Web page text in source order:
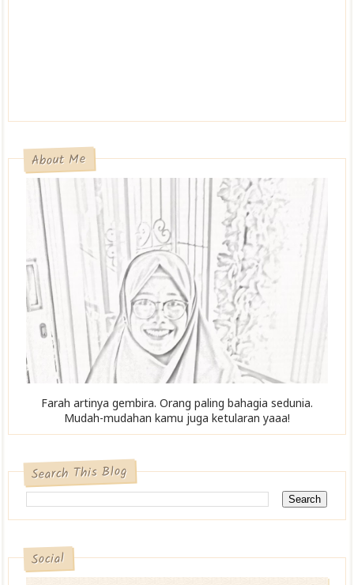
About Me
Farah artinya gembira. Orang paling bahagia sedunia.
Mudah-mudahan kamu juga ketularan yaaa!
Search This Blog
Social